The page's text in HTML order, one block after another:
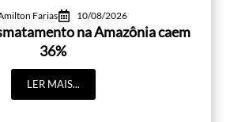
Farias 10/08/2026
na Amazônia caem
36%
LER MAIS...